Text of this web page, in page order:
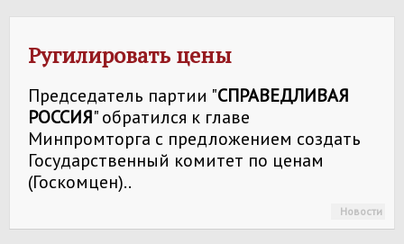
Ругилировать цены
Председатель партии "СПРАВЕДЛИВАЯ
РОССИЯ" обратился к главе
Минпромторга с предложением создать
Государственный комитет по ценам
(Госкомцен)..
Новости